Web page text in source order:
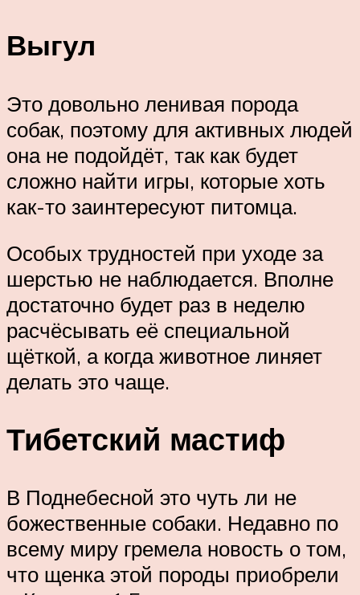
Выгул
Это довольно ленивая порода
собак, поэтому для активных людей
она не подойдёт, так как будет
сложно найти игры, которые хоть
как-то заинтересуют питомца.
Особых трудностей при уходе за
шерстью не наблюдается. Вполне
достаточно будет раз в неделю
расчёсывать её специальной
щёткой, а когда животное линяет
делать это чаще.
Тибетский мастиф
В Поднебесной это чуть ли не
божественные собаки. Недавно по
всему миру гремела новость о том,
что щенка этой породы приобрели